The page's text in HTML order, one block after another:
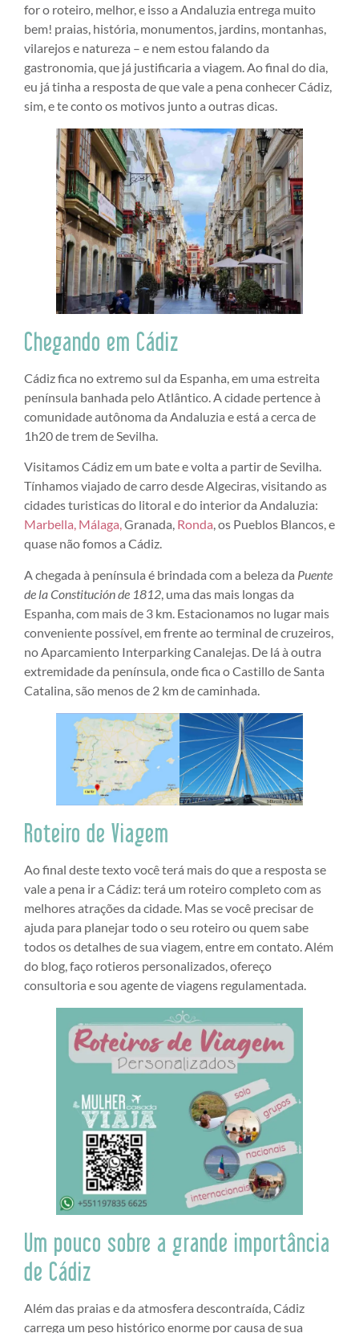
for o roteiro, melhor, e isso a Andaluzia entrega muito
bem! praias, história, monumentos, jardins, montanhas,
vilarejos e natureza – e nem estou falando da
gastronomia, que já justificaria a viagem. Ao final do dia,
eu já tinha a resposta de que vale a pena conhecer Cádiz,
sim, e te conto os motivos junto a outras dicas.
Chegando em Cádiz
Cádiz fica no extremo sul da Espanha, em uma estreita
península banhada pelo Atlântico. A cidade pertence à
comunidade autônoma da Andaluzia e está a cerca de
1h20 de trem de Sevilha.
Visitamos Cádiz em um bate e volta a partir de Sevilha.
Tínhamos viajado de carro desde Algeciras, visitando as
cidades turisticas do litoral e do interior da Andaluzia:
Marbella, Málaga,Granada, Ronda, os Pueblos Blancos, e
quase não fomos a Cádiz.
A chegada à península é brindada com a beleza da Puente
de la Constitución de 1812 , uma das mais longas da
Espanha, com mais de 3 km. Estacionamos no lugar mais
conveniente possível, em frente ao terminal de cruzeiros,
no Aparcamiento Interparking Canalejas. De lá à outra
extremidade da península, onde fica o Castillo de Santa
Catalina, são menos de 2 km de caminhada.
Roteiro de Viagem
Ao final deste texto você terá mais do que a resposta se
vale a pena ir a Cádiz: terá um roteiro completo com as
melhores atrações da cidade. Mas se você precisar de
ajuda para planejar todo o seu roteiro ou quem sabe
todos os detalhes de sua viagem, entre em contato. Além
do blog, faço rotieros personalizados, ofereço
consultoria e sou agente de viagens regulamentada.
Um pouco sobre a grande importância
de Cádiz
Além das praias e da atmosfera descontraída, Cádiz
carrega um peso histórico enorme por causa de sua